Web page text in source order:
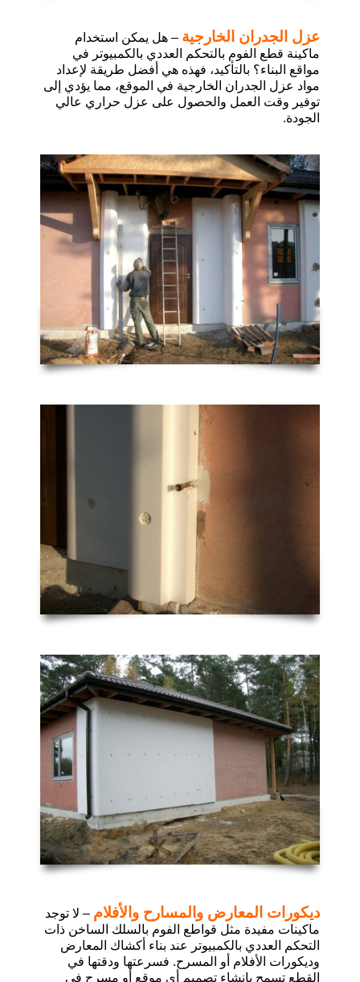
عزل الجدران الخارجية – هل يمكن استخدام
ماكينة قطع الفوم بالتحكم العددي بالكمبيوتر في
مواقع البناء؟ بالتأكيد، فهذه هي أفضل طريقة لإعداد
مواد عزل الجدران الخارجية في الموقع، مما يؤدي إلى
توفير وقت العمل والحصول على عزل حراري عالي
الجودة.
ديكورات المعارض والمسارح والأفلام – لا توجد
ماكينات مفيدة مثل قواطع الفوم بالسلك الساخن ذات
التحكم العددي بالكمبيوتر عند بناء أكشاك المعارض
وديكورات الأفلام أو المسرح. فسرعتها ودقتها في
القطع تسمح بإنشاء تصميم أي موقع أو مسرح في